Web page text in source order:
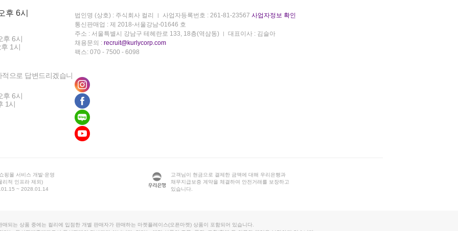
후 6시
후 6시
1시
으로 답변드리겠습니
후 6시
1시
법인명 (상호) : 주식회사 컬리 사업자등록번호 : 261-81-23567 사업자정보 확인
통신판매업 : 제 2018-서울강남-01646 호
주소 : 서울특별시 강남구 테헤란로 133, 18층(역삼동)
대표이사 : 김슬아
채용문의 : recruit@kurlycorp.com
팩스: 070 - 7500 - 6098
핑몰 서비스 개발·운영
리적 인프라 제외)
~ 2028.01.14
고객님이 현금으로 결제한 금액에 대해 우리은행과
채무지급보증 계약을 체결하여 안전거래를 보장하고
있습니다.
매되는 상품 중에는 컬리에 입점한 개별 판매자가 판매하는 마켓플레이스(오픈마켓) 상품이 포함되어 있습니다.